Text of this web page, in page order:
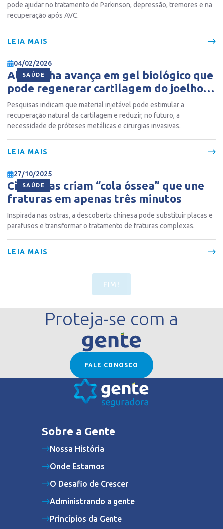
pode ajudar no tratamento de Parkinson, depressão, tremores e na
recuperação após AVC.
LEIA MAIS
SAÚDE
04/02/2026
Alemanha avança em gel biológico que
pode regenerar cartilagem do joelho
sem cirurgia
Pesquisas indicam que material injetável pode estimular a
recuperação natural da cartilagem e reduzir, no futuro, a
necessidade de próteses metálicas e cirurgias invasivas.
LEIA MAIS
SAÚDE
27/10/2025
Cientistas criam “cola óssea” que une
fraturas em apenas três minutos
Inspirada nas ostras, a descoberta chinesa pode substituir placas e
parafusos e transformar o tratamento de fraturas complexas.
LEIA MAIS
FIM!
Proteja-se com a
FALE CONOSCO
Sobre a Gente
Nossa História
Onde Estamos
O Desafio de Crescer
Administrando a gente
Princípios da Gente